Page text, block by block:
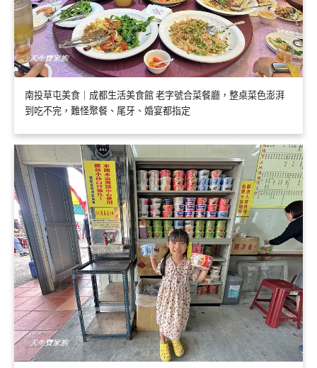
南投草屯美食｜成都生活美食館 老字號合菜餐廳，整桌菜色澎湃
到吃不完，難怪聚餐、尾牙、婚宴都指定